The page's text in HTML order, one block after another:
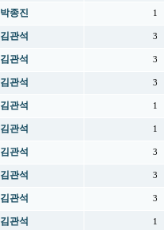
박종진 1
김관석 3
김관석 3
김관석 3
김관석 1
김관석 1
김관석 3
김관석 3
김관석 3
김관석 1